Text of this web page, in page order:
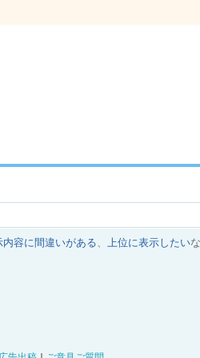
内容に間違いがある、 上位に表示したい